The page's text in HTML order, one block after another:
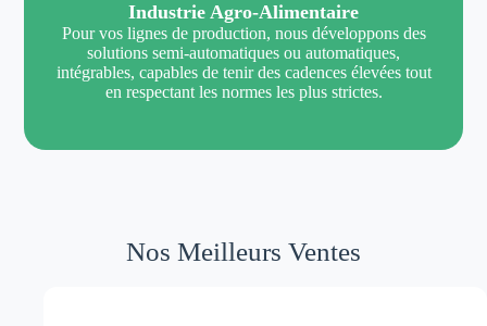
Industrie Agro-Alimentaire
Pour vos lignes de production, nous développons des
solutions semi-automatiques ou automatiques,
intégrables, capables de tenir des cadences élevées tout
en respectant les normes les plus strictes.
Nos Meilleurs Ventes